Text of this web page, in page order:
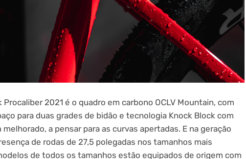
Procaliber 2021 é o quadro em carbono OCLV Mountain, com
para duas grades de bidão e tecnologia Knock Block com
a pensar para as curvas apertadas. E na geração
de rodas de 27,5 polegadas nos tamanhos mais
de todos os tamanhos estão equipados de origem com